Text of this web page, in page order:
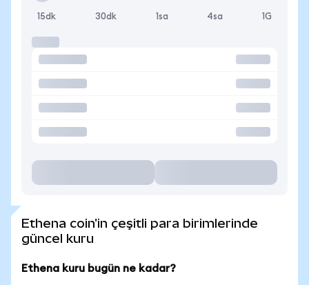
15dk 30dk 1sa 4sa 1G
Ethena coin'in çeşitli para birimlerinde
güncel kuru
Ethena kuru bugün ne kadar?